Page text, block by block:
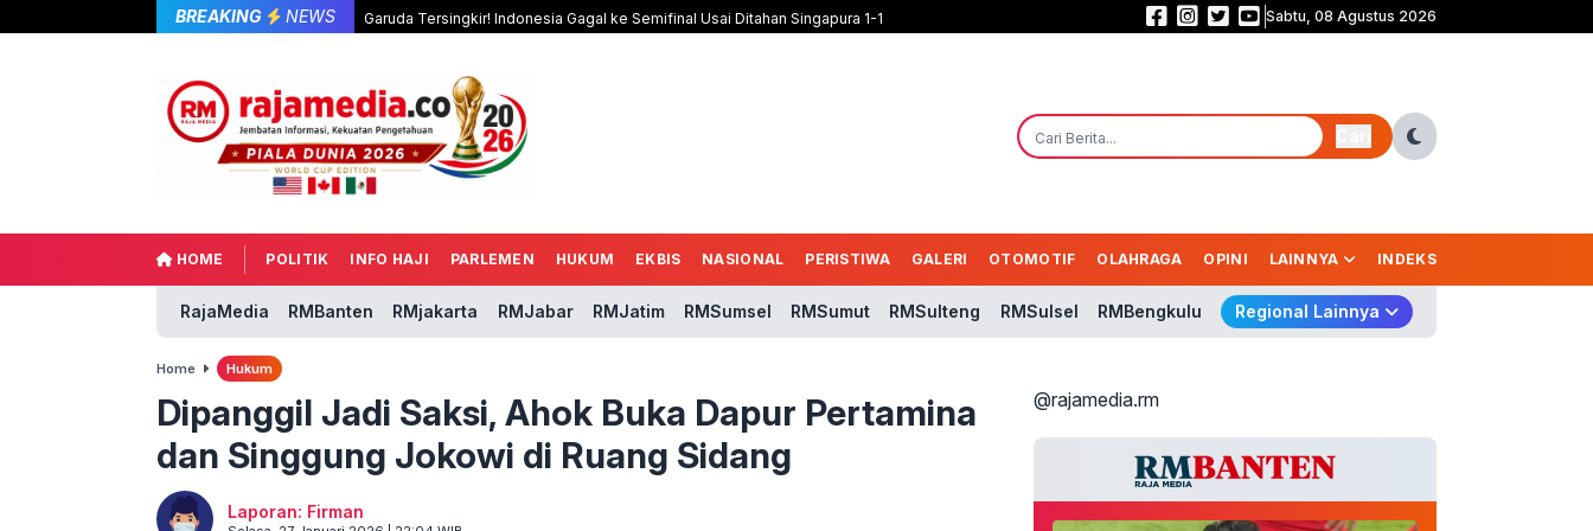
BREAKING NEWS Garuda Tersingkir! Indonesia Gagal ke Semifinal Usai Ditahan Singapura 1-1 Babak Pertama Garuda Masih Buntu! Indonesia Vs Singapura 0-0
Sabtu, 08 Agustus 2026
HOME POLITIK INFO HAJI PARLEMEN HUKUM EKBIS NASIONAL PERISTIWA GALERI OTOMOTIF OLAHRAGA OPINI LAINNYA INDEKS
RajaMedia RMBanten RMjakarta RMJabar RMJatim RMSumsel RMSumut RMSulteng RMSulsel RMBengkulu Regional Lainnya
Home Hukum
Dipanggil Jadi Saksi, Ahok Buka Dapur Pertamina
dan Singgung Jokowi di Ruang Sidang
Laporan: Firman
@rajamedia.rm